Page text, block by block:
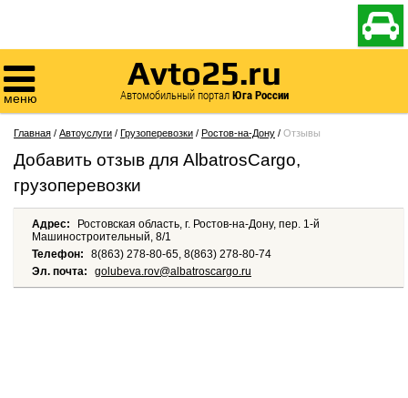


меню
Avto25.ru
Автомобильный порталЮга России
Главная / Автоуслуги / Грузоперевозки / Ростов-на-Дону / Отзывы
Добавить отзыв для AlbatrosCargo,
грузоперевозки
Адрес:
Ростовская область, г. Ростов-на-Дону, пер. 1-й
Машиностроительный, 8/1
Телефон:
8(863) 278-80-65, 8(863) 278-80-74
Эл. почта:
golubeva.rov@albatroscargo.ru